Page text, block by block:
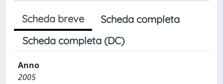
Scheda breve
Scheda completa
Scheda completa (DC)
Anno
2005